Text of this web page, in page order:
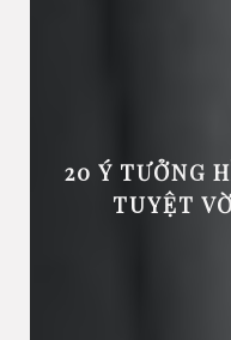
20 Ý TƯỞNG
TUYỆT